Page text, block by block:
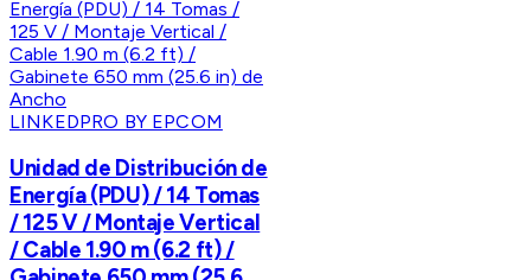
LINKEDPRO BY EPCOM
Unidad de Distribución de
Energía (PDU) / 14 Tomas
/ 125 V / Montaje Vertical
/ Cable 1.90 m (6.2 ft) /